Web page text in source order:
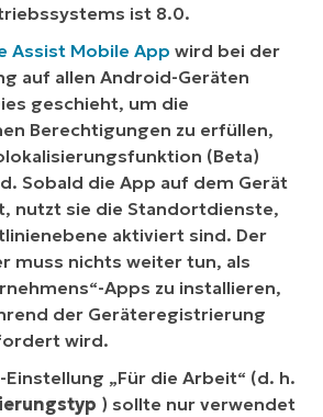
ist 8.0.
Assist Mobile App wird bei der
auf allen Android-Geräten
geschieht, um die
Berechtigungen zu erfüllen,
(Beta)
Sobald die App auf dem Gerät
nutzt sie die Standortdienste,
aktiviert sind. Der
muss nichts weiter tun, als
Apps zu installieren,
der Geräteregistrierung
wird.
„Für die Arbeit“ (d. h.
) sollte nur verwendet